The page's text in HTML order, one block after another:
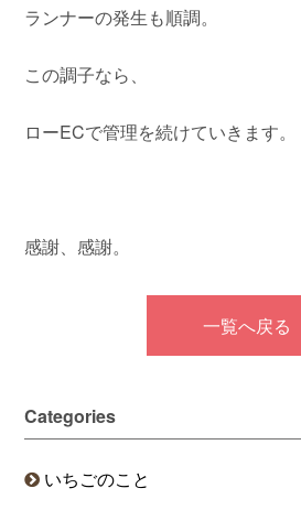
ランナーの発生も順調。
この調子なら、
ローECで管理を続けていきます。
感謝、感謝。
一覧へ戻る
Categories
いちごのこと